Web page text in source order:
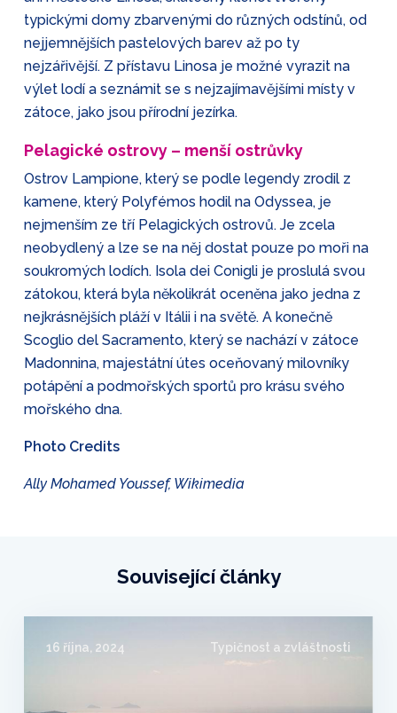
typickými domy zbarvenými do různých odstínů, od
nejjemnějších pastelových barev až po ty
nejzářivější. Z přístavu Linosa je možné vyrazit na
výlet lodí a seznámit se s nejzajímavějšími místy v
zátoce, jako jsou přírodní jezírka.
Pelagické ostrovy – menší ostrůvky
Ostrov Lampione, který se podle legendy zrodil z
kamene, který Polyfémos hodil na Odyssea, je
nejmenším ze tří Pelagických ostrovů. Je zcela
neobydlený a lze se na něj dostat pouze po moři na
soukromých lodích. Isola dei Conigli je proslulá svou
zátokou, která byla několikrát oceněna jako jedna z
nejkrásnějších pláží v Itálii i na světě. A konečně
Scoglio del Sacramento, který se nachází v zátoce
Madonnina, majestátní útes oceňovaný milovníky
potápění a podmořských sportů pro krásu svého
mořského dna.
Photo Credits
Ally Mohamed Youssef, Wikimedia
Související články
16 října, 2024 Typičnost a zvláštnosti